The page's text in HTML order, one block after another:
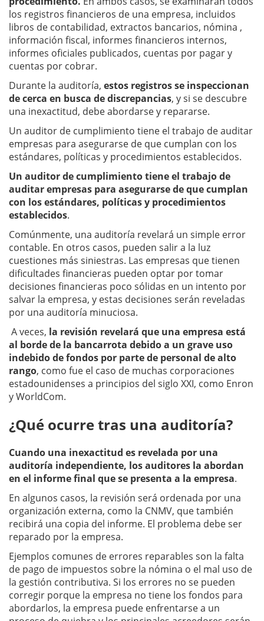
los registros financieros de una empresa, incluidos
libros de contabilidad, extractos bancarios, nómina ,
información fiscal, informes financieros internos,
informes oficiales publicados, cuentas por pagar y
cuentas por cobrar.
Durante la auditoría, estos registros se inspeccionan
de cerca en busca de discrepancias, y si se descubre
una inexactitud, debe abordarse y repararse.
Un auditor de cumplimiento tiene el trabajo de auditar
empresas para asegurarse de que cumplan con los
estándares, políticas y procedimientos establecidos.
Un auditor de cumplimiento tiene el trabajo de
auditar empresas para asegurarse de que cumplan
con los estándares, políticas y procedimientos
establecidos.
Comúnmente, una auditoría revelará un simple error
contable. En otros casos, pueden salir a la luz
cuestiones más siniestras. Las empresas que tienen
dificultades financieras pueden optar por tomar
decisiones financieras poco sólidas en un intento por
salvar la empresa, y estas decisiones serán reveladas
por una auditoría minuciosa.
A veces, la revisión revelará que una empresa está
al borde de la bancarrota debido a un grave uso
indebido de fondos por parte de personal de alto
rango, como fue el caso de muchas corporaciones
estadounidenses a principios del siglo XXI, como Enron
y WorldCom.
¿Qué ocurre tras una auditoría?
Cuando una inexactitud es revelada por una
auditoría independiente, los auditores la abordan
en el informe final que se presenta a la empresa.
En algunos casos, la revisión será ordenada por una
organización externa, como la CNMV, que también
recibirá una copia del informe. El problema debe ser
reparado por la empresa.
Ejemplos comunes de errores reparables son la falta
de pago de impuestos sobre la nómina o el mal uso de
la gestión contributiva. Si los errores no se pueden
corregir porque la empresa no tiene los fondos para
abordarlos, la empresa puede enfrentarse a un